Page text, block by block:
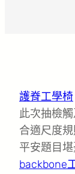
護脊工學椅
此次抽檢
合適尺度
平安題目
backbone